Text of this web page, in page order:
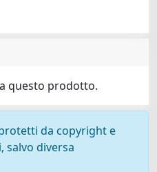
questo prodotto.
da copyright e
diversa